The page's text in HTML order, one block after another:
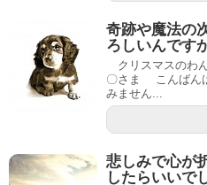
奇跡や魔法の
ろしいんです
クリスマスのわ
〇さま こんばん
みません...
悲しみで心が
したらいいで